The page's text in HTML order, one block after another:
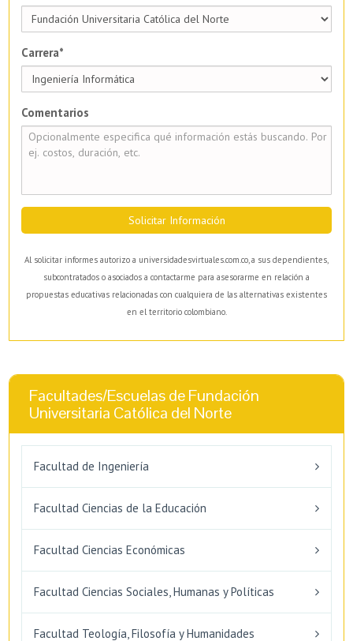
Carrera*
Comentarios
Solicitar Información
Al solicitar informes autorizo a universidadesvirtuales.com.co, a sus dependientes,
subcontratados o asociados a contactarme para asesorarme en relación a
propuestas educativas relacionadas con cualquiera de las alternativas existentes
en el territorio colombiano.
Facultades/Escuelas de Fundación
Universitaria Católica del Norte
Facultad de Ingeniería
Facultad Ciencias de la Educación
Facultad Ciencias Económicas
Facultad Ciencias Sociales, Humanas y Políticas
Facultad Teología, Filosofía y Humanidades